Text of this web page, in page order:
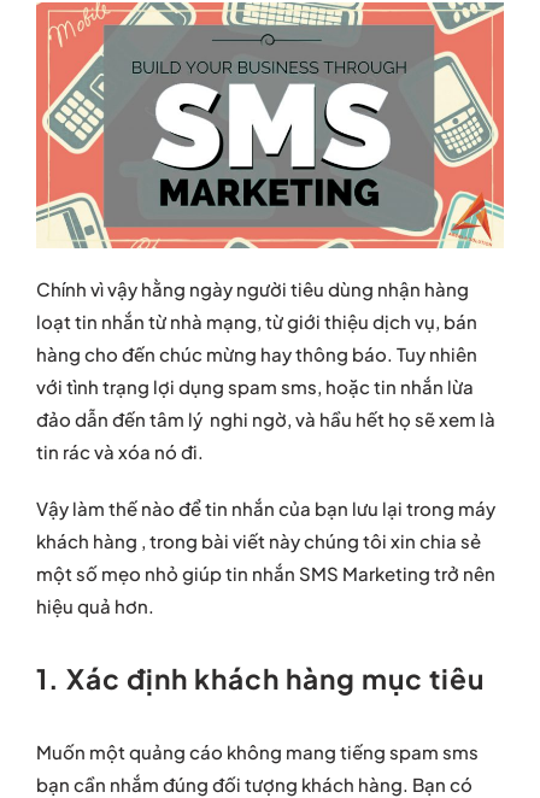
Chính vì vậy hằng ngày người tiêu dùng nhận hàng
loạt tin nhắn từ nhà mạng, từ giới thiệu dịch vụ, bán
hàng cho đến chúc mừng hay thông báo. Tuy nhiên
với tình trạng lợi dụng spam sms, hoặc tin nhắn lừa
đảo dẫn đến tâm lý nghi ngờ, và hầu hết họ sẽ xem là
tin rác và xóa nó đi.
Vậy làm thế nào để tin nhắn của bạn lưu lại trong máy
khách hàng , trong bài viết này chúng tôi xin chia sẻ
một số mẹo nhỏ giúp tin nhắn SMS Marketing trở nên
hiệu quả hơn.
1. Xác định khách hàng mục tiêu
Muốn một quảng cáo không mang tiếng spam sms
bạn cần nhắm đúng đối tượng khách hàng. Bạn có